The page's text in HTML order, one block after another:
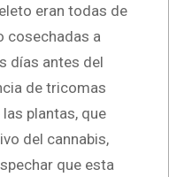
eran todas de
cosechadas a
días antes del
de tricomas
plantas, que
del cannabis,
que esta